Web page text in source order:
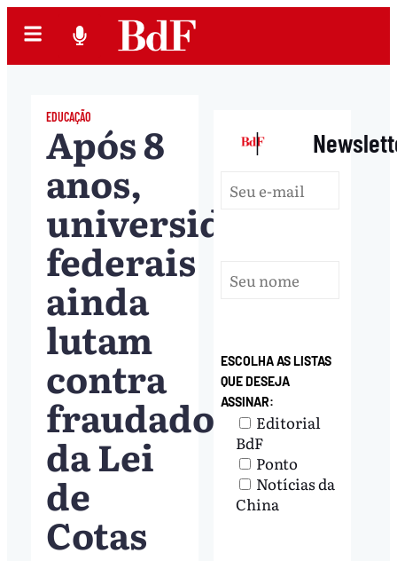
EDUCAÇÃO
Após 8
anos,
universidades
federais
ainda
lutam
contra
fraudadores
da Lei
de
Cotas
|
ESCOLHA AS LISTAS
QUE DESEJA
ASSINAR:
Editorial
BdF
Ponto
Notícias da
China